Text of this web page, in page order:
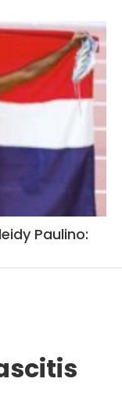
Paulino: